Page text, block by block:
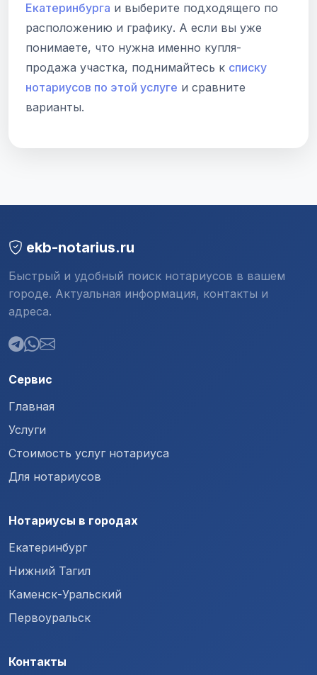
Екатеринбурга и выберите подходящего по
расположению и графику. А если вы уже
понимаете, что нужна именно купля-
продажа участка, поднимайтесь к списку
нотариусов по этой услуге и сравните
варианты.
ekb-notarius.ru
Быстрый и удобный поиск нотариусов в вашем
городе. Актуальная информация, контакты и
адреса.
Сервис
Главная
Услуги
Стоимость услуг нотариуса
Для нотариусов
Нотариусы в городах
Екатеринбург
Нижний Тагил
Каменск-Уральский
Первоуральск
Контакты